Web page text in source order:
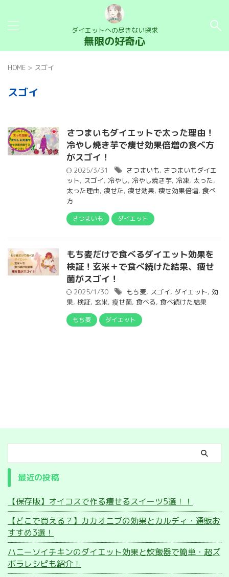
ダイエットへの尽きない探求
無限の好奇心
HOME > スゴイ
スゴイ
さつまいもダイエットで太った理由！
冷やし焼き芋で痩せ効果倍増の食べ方
がスゴイ！
2025/3/31 さつまいも, さつまいもダイエ
ット, スゴイ, 冷やし, 冷やし焼き芋, 冷凍, 太った,
太った理由, 痩せた, 痩せ効果, 痩せ効果倍増, 食べ
方
さつまいも ダイエット
もち麦だけで食べるダイエット効果を
検証！玄米＋で食べ続けた結果、痩せ
菌がスゴイ！
2025/1/30 もち麦, スゴイ, ダイエット, 効
果, 検証, 玄米, 瘦せ菌, 食べる, 食べ続けた結果
もち麦 ダイエット
最近の投稿
【保存版】オイコスで作る痩せるスイーツ5選！！
【どこで買える？】カカオニブの効果とカルディ・通販お
すすめ3選！
ハニーソイチキンのダイエット効果と炊飯器で簡単・超ズ
ボラレシピも紹介！